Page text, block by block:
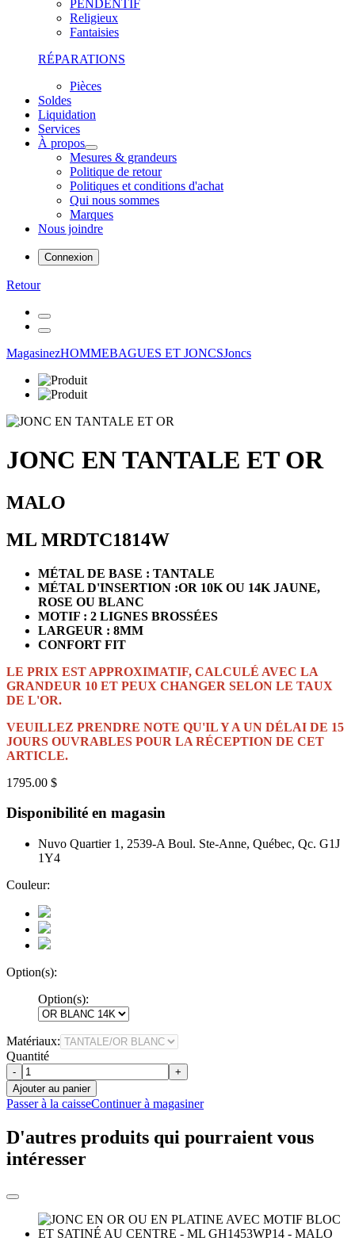
PENDENTIF
Religieux
Fantaisies
RÉPARATIONS
Pièces
Soldes
Liquidation
Services
À propos
Mesures & grandeurs
Politique de retour
Politiques et conditions d'achat
Qui nous sommes
Marques
Nous joindre
Connexion
Retour
MagasinezHOMMEBAGUES ET JONCSJoncs
JONC EN TANTALE ET OR
MALO
ML MRDTC1814W
MÉTAL DE BASE : TANTALE
MÉTAL D'INSERTION :OR 10K OU 14K JAUNE,
ROSE OU BLANC
MOTIF : 2 LIGNES BROSSÉES
LARGEUR : 8MM
CONFORT FIT
LE PRIX EST APPROXIMATIF, CALCULÉ AVEC LA
GRANDEUR 10 ET PEUX CHANGER SELON LE TAUX
DE L'OR.
VEUILLEZ PRENDRE NOTE QU'IL Y A UN DÉLAI DE 15
JOURS OUVRABLES POUR LA RÉCEPTION DE CET
ARTICLE.
1795.00 $
Disponibilité en magasin
Nuvo Quartier 1, 2539-A Boul. Ste-Anne, Québec, Qc. G1J
1Y4
Couleur:
Option(s):
Option(s):
Matériaux:
Quantité
-
+
Ajouter au panier
Passer à la caisseContinuer à magasiner
D'autres produits qui pourraient vous
intéresser